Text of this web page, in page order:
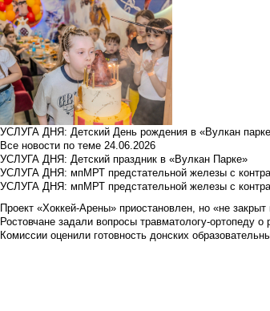
УСЛУГА ДНЯ: Детский День рождения в «Вулкан
Все новости по теме 24.06.2026
УСЛУГА ДНЯ: Детский праздник в «Вулкан Парке»
УСЛУГА ДНЯ: мпМРТ предстательной железы с
УСЛУГА ДНЯ: мпМРТ предстательной железы с
Проект «Хоккей-Арены» приостановлен, но «не
Ростовчане задали вопросы травматологу-ортопеду
Комиссии оценили готовность донских